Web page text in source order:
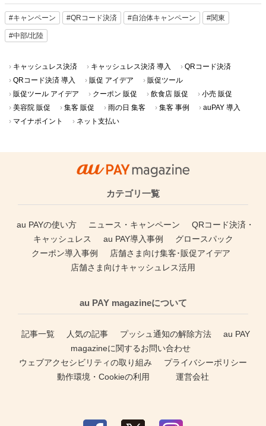
#キャンペーン #QRコード決済 #自治体キャンペーン #関東
#中部/北陸
キャッシュレス決済 キャッシュレス決済 導入
QRコード決済
QRコード決済 導入
販促 アイデア
販促ツール
販促ツール アイデア
クーポン 販促 飲食店 販促
小売 販促
美容院 販促
集客 販促 雨の日 集客 集客 事例
auPAY 導入
マイナポイント
ネット支払い
カテゴリ一覧
au PAYの使い方 ニュース・キャンペーン
QRコード決済・
キャッシュレス
au PAY導入事例
グロースパック
クーポン導入事例
店舗さま向け集客･販促アイデア
店舗さま向けキャッシュレス活用
au PAY magazineについて
記事一覧 人気の記事 プッシュ通知の解除方法
au PAY
magazineに関するお問い合わせ
ウェブアクセシビリティの取り組み
プライバシーポリシー
動作環境・Cookieの利用
運営会社